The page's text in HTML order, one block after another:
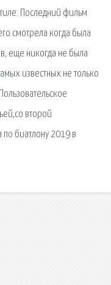
Последний фильм
смотрела когда была
еще никогда не была
известных не только
второй
по биатлону 2019 в